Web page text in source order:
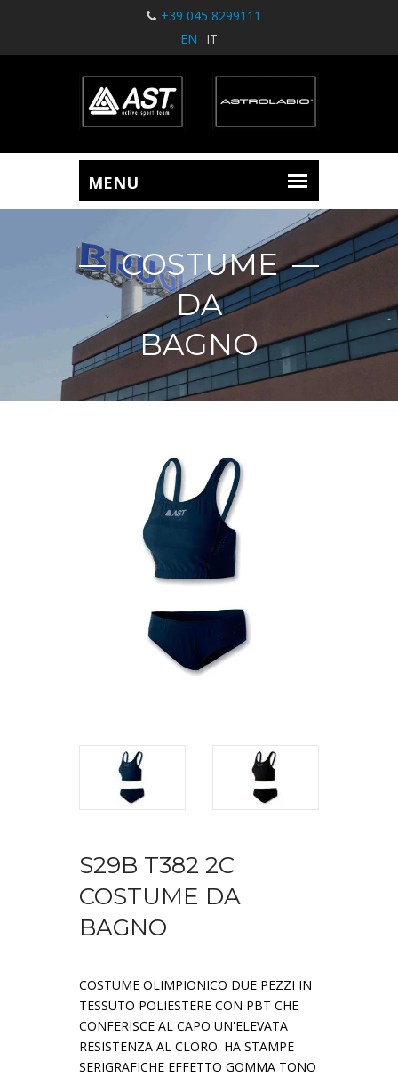
+39 045 8299111
EN
IT
COSTUME
DA
BAGNO
S29B T382 2C
COSTUME DA
BAGNO
COSTUME OLIMPIONICO DUE PEZZI IN
TESSUTO POLIESTERE CON PBT CHE
CONFERISCE AL CAPO UN'ELEVATA
RESISTENZA AL CLORO. HA STAMPE
SERIGRAFICHE EFFETTO GOMMA TONO